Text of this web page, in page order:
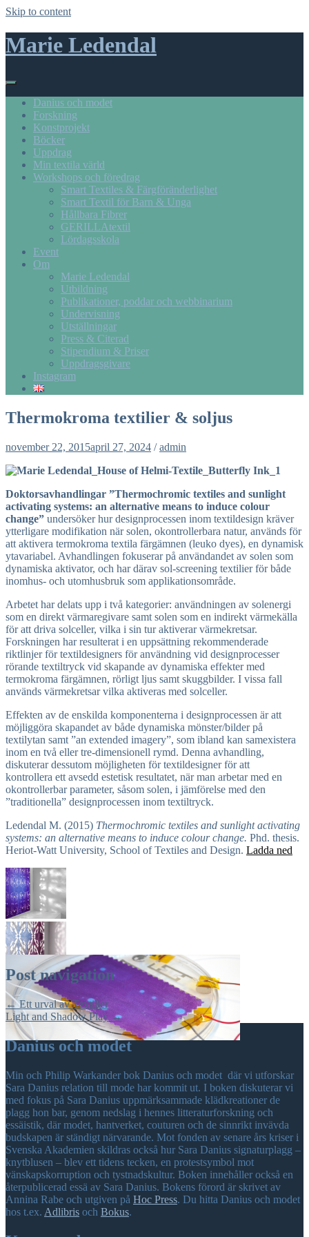
Skip to content
Marie Ledendal
Danius och modet
Forskning
Konstprojekt
Böcker
Uppdrag
Min textila värld
Workshops och föredrag
Smart Textiles & Färgföränderlighet
Smart Textil för Barn & Unga
Hållbara Fibrer
GERILLAtextil
Lördagsskola
Event
Om
Marie Ledendal
Utbildning
Publikationer, poddar och webbinarium
Undervisning
Utställningar
Press & Citerad
Stipendium & Priser
Uppdragsgivare
Instagram
Thermokroma textilier & soljus
november 22, 2015april 27, 2024 /admin
Doktorsavhandlingar ”Thermochromic textiles and sunlight
activating systems: an alternative means to induce colour
change” undersöker hur designprocessen inom textildesign kräver
ytterligare modifikation när solen, okontrollerbara natur, används för
att aktivera termokroma textila färgämnen (leuko dyes), en dynamisk
ytavariabel. Avhandlingen fokuserar på användandet av solen som
dynamiska aktivator, och har därav sol-screening textilier för både
inomhus- och utomhusbruk som applikationsområde.
Arbetet har delats upp i två kategorier: användningen av solenergi
som en direkt värmaregivare samt solen som en indirekt värmekälla
för att driva solceller, vilka i sin tur aktiverar värmekretsar.
Forskningen har resulterat i en uppsättning rekommenderade
riktlinjer för textildesigners för användning vid designprocesser
rörande textiltryck vid skapande av dynamiska effekter med
termokroma färgämnen, rörligt ljus samt skuggbilder. I vissa fall
används värmekretsar vilka aktiveras med solceller.
Effekten av de enskilda komponenterna i designprocessen är att
möjliggöra skapandet av både dynamiska mönster/bilder på
textilytan samt ”an extended imagery”, som ibland kan samexistera
inom en två eller tre-dimensionell rymd. Denna avhandling,
diskuterar dessutom möjligheten för textildesigner för att
kontrollera ett avsedd estetisk resultatet, när man arbetar med en
okontrollerbar parameter, såsom solen, i jämförelse med den
”traditionella” designprocessen inom textiltryck.
Ledendal M. (2015) Thermochromic textiles and sunlight activating
systems: an alternative means to induce colour change. Phd. thesis.
Heriot-Watt University, School of Textiles and Design. Ladda ned
Post navigation
←Ett urval av Textilier
Light and Shadow Play →
Danius och modet
Min och Philip Warkander bok Danius och modet där vi utforskar
Sara Danius relation till mode har kommit ut. I boken diskuterar vi
med fokus på Sara Danius uppmärksammade klädkreationer de
plagg hon bar, genom nedslag i hennes litteraturforskning och
essäistik, där modet, hantverket, couturen och de sinnrikt invävda
budskapen är ständigt närvarande. Mot fonden av senare års kriser i
Svenska Akademien skildras också hur Sara Danius signaturplagg –
knytblusen – blev ett tidens tecken, en protestsymbol mot
vänskapskorruption och tystnadskultur. Boken innehåller också en
återpublicerad essä av Sara Danius. Bokens förord är skrivet av
Annina Rabe och utgiven på Hoc Press. Du hitta Danius och modet
hos t.ex. Adlibris och Bokus.